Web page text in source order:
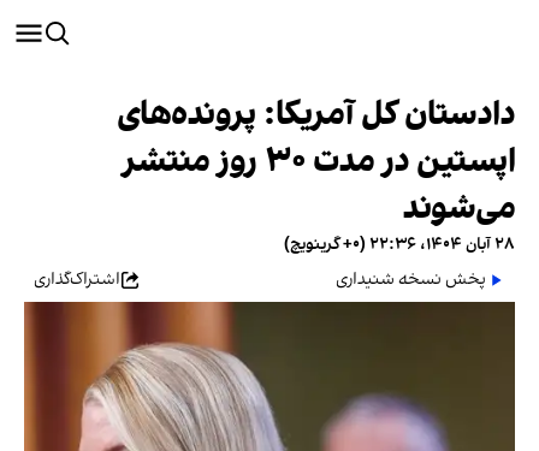
دادستان کل آمریکا: پرونده‌های
اپستین در مدت ۳۰ روز منتشر
می‌شوند
۲۸ آبان ۱۴۰۴، ۲۲:۳۶ (‎+۰ گرینویچ)
پخش نسخه شنیداری
اشتراک‌گذاری